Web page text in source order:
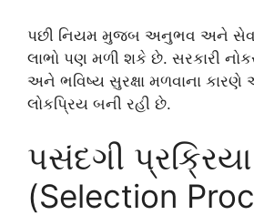
પછી નિયમ મુજબ અનુભવ અને સેવા
લાભો પણ મળી શકે છે. સરકારી
અને ભવિષ્ય સુરક્ષા મળવાના
લોકપ્રિય બની રહી છે.
પસંદગી પ્રક્રિયા
(Selection